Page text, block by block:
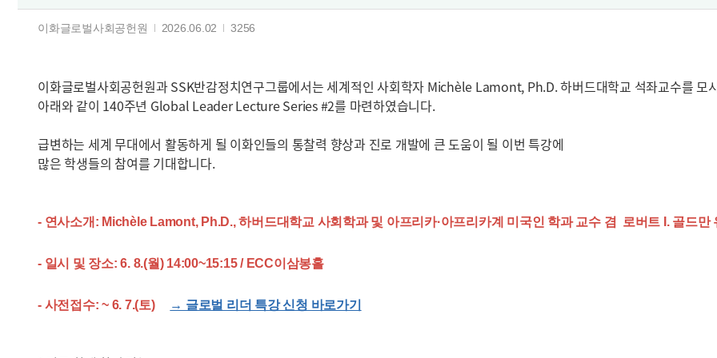
이화글로벌사회공헌원 2026.06.02 3256
이화글로벌사회공헌원과 SSK반감정치연구그룹에서는 세계적인 사회학자 Michèle Lamont, Ph.D. 하버드대학교 석좌교수를 모
아래와 같이 140주년 Global Leader Lecture Series #2를 마련하였습니다.
급변하는 세계 무대에서 활동하게 될 이화인들의 통찰력 향상과 진로 개발에 큰 도움이 될 이번 특강에
많은 학생들의 참여를 기대합니다.
- 연사소개: Michèle Lamont, Ph.D., 하버드대학교 사회학과 및 아프리카·아프리카계 미국인 학과 교수 겸 로버트 I. 골드만
- 일시 및 장소: 6. 8.(월) 14:00~15:15 / ECC이삼봉홀
- 사전접수: ~ 6. 7.(토) → 글로벌 리더 특강 신청 바로가기